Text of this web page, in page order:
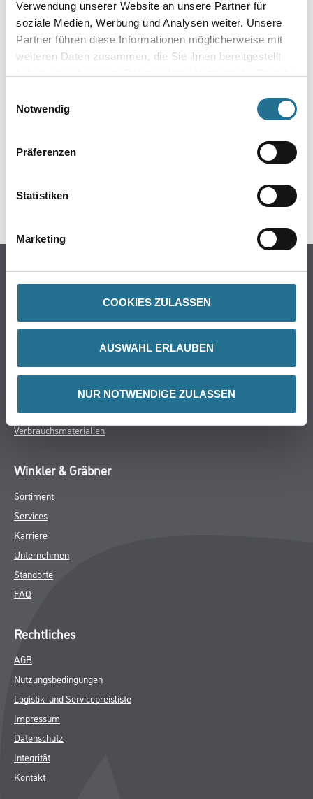
Verwendung unserer Website an unsere Partner für
soziale Medien, Werbung und Analysen weiter. Unsere
Partner führen diese Informationen möglicherweise mit
weiteren Daten zusammen, die Sie ihnen bereitgestellt
Notwendig
Präferenzen
Statistiken
Marketing
COOKIES ZULASSEN
AUSWAHL ERLAUBEN
NUR NOTWENDIGE ZULASSEN
Gefahr
Trockenbau
Putze- und Spachtelmassen
Bodenbeläge
Wand- & Deckenbeläge
Werkzeuge & Maschinen
Verbrauchsmaterialien
Winkler & Gräbner
Sortiment
Services
Karriere
Unternehmen
Standorte
FAQ
Rechtliches
AGB
Nutzungsbedingungen
Logistik- und Servicepreisliste
Impressum
Datenschutz
Integrität
Kontakt